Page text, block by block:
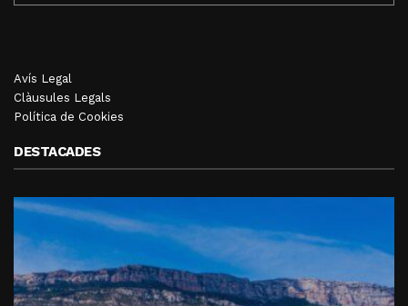
Avís Legal
Clàusules Legals
Política de Cookies
DESTACADES